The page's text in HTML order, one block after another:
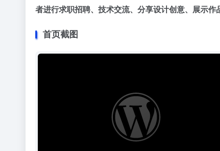
者进行求职招聘、技术交流、分享设计创意、展示作
首页截图